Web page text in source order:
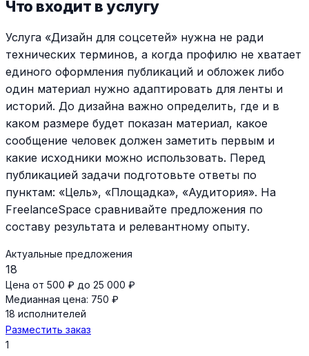
Что входит в услугу
Услуга «Дизайн для соцсетей» нужна не ради
технических терминов, а когда профилю не хватает
единого оформления публикаций и обложек либо
один материал нужно адаптировать для ленты и
историй. До дизайна важно определить, где и в
каком размере будет показан материал, какое
сообщение человек должен заметить первым и
какие исходники можно использовать. Перед
публикацией задачи подготовьте ответы по
пунктам: «Цель», «Площадка», «Аудитория». На
FreelanceSpace сравнивайте предложения по
составу результата и релевантному опыту.
Актуальные предложения
18
Цена от 500 ₽ до 25 000 ₽
Медианная цена: 750 ₽
18 исполнителей
Разместить заказ
1